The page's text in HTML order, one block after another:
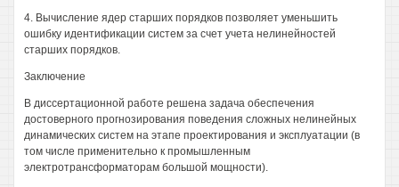
4. Вычисление ядер старших порядков позволяет уменьшить
ошибку идентификации систем за счет учета нелинейностей
старших порядков.
Заключение
В диссертационной работе решена задача обеспечения
достоверного прогнозирования поведения сложных нелинейных
динамических систем на этапе проектирования и эксплуатации (в
том числе применительно к промышленным
электротрансформаторам большой мощности).